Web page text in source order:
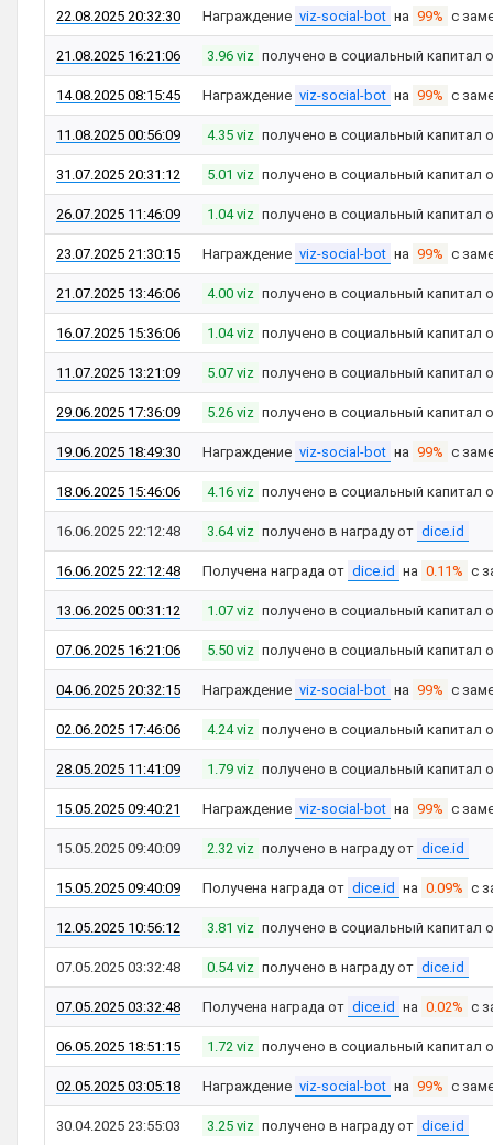
22.08.2025 20:32:30 Награждение viz-social-bot на 99% с
21.08.2025 16:21:06 3.96 viz получено в социальный капитал
14.08.2025 08:15:45 Награждение viz-social-bot на 99% с
11.08.2025 00:56:09 4.35 viz получено в социальный капитал
31.07.2025 20:31:12 5.01 viz получено в социальный капитал
26.07.2025 11:46:09 1.04 viz получено в социальный капитал
23.07.2025 21:30:15 Награждение viz-social-bot на 99% с
21.07.2025 13:46:06 4.00 viz получено в социальный капитал
16.07.2025 15:36:06 1.04 viz получено в социальный капитал
11.07.2025 13:21:09 5.07 viz получено в социальный капитал
29.06.2025 17:36:09 5.26 viz получено в социальный капитал
19.06.2025 18:49:30 Награждение viz-social-bot на 99% с
18.06.2025 15:46:06 4.16 viz получено в социальный капитал
16.06.2025 22:12:48 3.64 viz получено в награду от dice.id
16.06.2025 22:12:48 Получена награда от dice.id на 0.11% с
13.06.2025 00:31:12 1.07 viz получено в социальный капитал
07.06.2025 16:21:06 5.50 viz получено в социальный капитал
04.06.2025 20:32:15 Награждение viz-social-bot на 99% с
02.06.2025 17:46:06 4.24 viz получено в социальный капитал
28.05.2025 11:41:09 1.79 viz получено в социальный капитал
15.05.2025 09:40:21 Награждение viz-social-bot на 99% с
15.05.2025 09:40:09 2.32 viz получено в награду от dice.id
15.05.2025 09:40:09 Получена награда от dice.id на 0.09% с
12.05.2025 10:56:12 3.81 viz получено в социальный капитал
07.05.2025 03:32:48 0.54 viz получено в награду от dice.id
07.05.2025 03:32:48 Получена награда от dice.id на 0.02% с
06.05.2025 18:51:15 1.72 viz получено в социальный капитал
02.05.2025 03:05:18 Награждение viz-social-bot на 99% с
30.04.2025 23:55:03 3.25 viz получено в награду от dice.id